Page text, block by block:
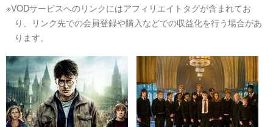
※VODサービスへのリンクにはアフィリエイトタグが含まれてお
り、リンク先での会員登録や購入などでの収益化を行う場合があ
ります。